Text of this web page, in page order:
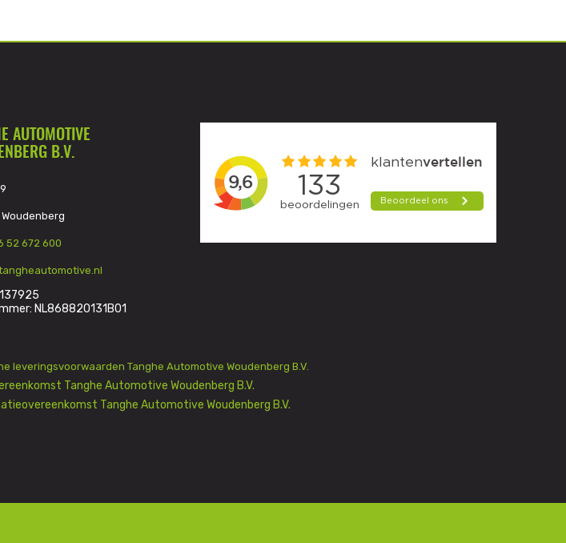
AUTOMOTIVE
B.V.
Woudenberg
52 672 600
NL868820131B01
leveringsvoorwaarden Tanghe Automotive Woudenberg B.V.
Tanghe Automotive Woudenberg B.V.
Tanghe Automotive Woudenberg B.V.